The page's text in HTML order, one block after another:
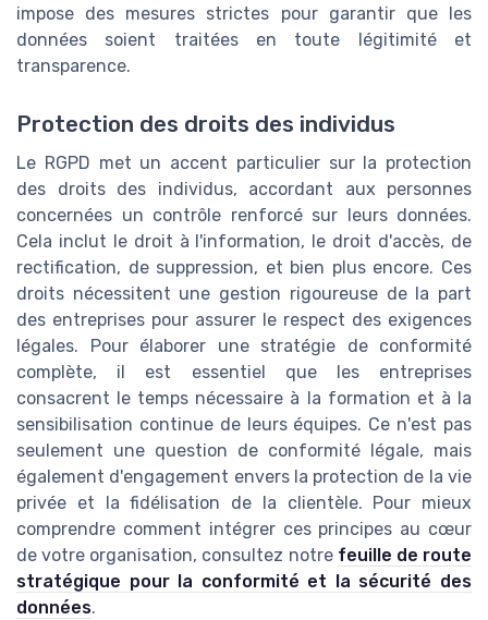
impose des mesures strictes pour garantir que les
données soient traitées en toute légitimité et
transparence.
Protection des droits des individus
Le RGPD met un accent particulier sur la protection
des droits des individus, accordant aux personnes
concernées un contrôle renforcé sur leurs données.
Cela inclut le droit à l'information, le droit d'accès, de
rectification, de suppression, et bien plus encore. Ces
droits nécessitent une gestion rigoureuse de la part
des entreprises pour assurer le respect des exigences
légales. Pour élaborer une stratégie de conformité
complète, il est essentiel que les entreprises
consacrent le temps nécessaire à la formation et à la
sensibilisation continue de leurs équipes. Ce n'est pas
seulement une question de conformité légale, mais
également d'engagement envers la protection de la vie
privée et la fidélisation de la clientèle. Pour mieux
comprendre comment intégrer ces principes au cœur
de votre organisation, consultez notre feuille de route
stratégique pour la conformité et la sécurité des
données.